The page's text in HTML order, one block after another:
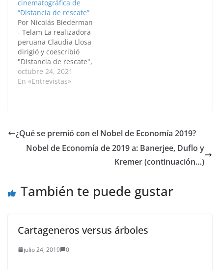
desde lo humano y lo
profesional, en las
que…
cinematográfica de
“Distancia de rescate”
Por Nicolás Biederman
- Telam La realizadora
peruana Claudia Llosa
dirigió y coescribió
"Distancia de rescate",
película de terror
psicológico de Netflix
explora los miedos que
rodean a la
maternidad y la vana
octubre 24, 2021
En «Entrevistas»
¿Qué se premió con el Nobel de Economía 2019?
Nobel de Economía de 2019 a: Banerjee, Duflo y
Kremer (continuación…)
También te puede gustar
Cartageneros versus árboles
julio 24, 2019 0